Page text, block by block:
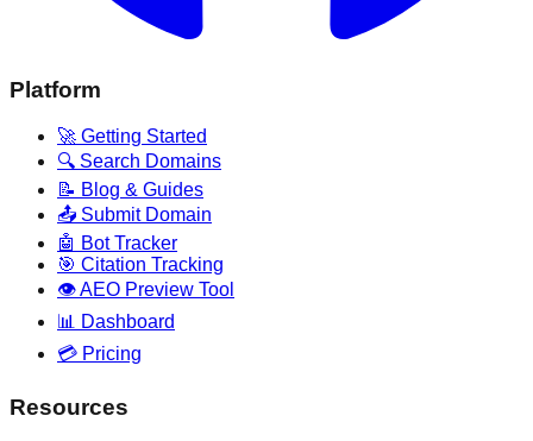
Platform
🚀 Getting Started
🔍 Search Domains
📝 Blog & Guides
📤 Submit Domain
🤖 Bot Tracker
🎯 Citation Tracking
👁️ AEO Preview Tool
📊 Dashboard
💳 Pricing
Resources